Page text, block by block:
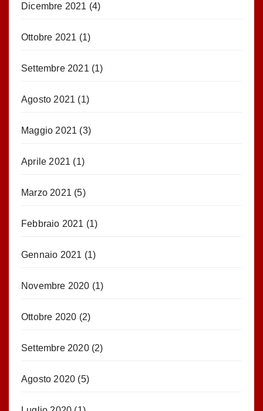
Dicembre 2021 (4)
Ottobre 2021 (1)
Settembre 2021 (1)
Agosto 2021 (1)
Maggio 2021 (3)
Aprile 2021 (1)
Marzo 2021 (5)
Febbraio 2021 (1)
Gennaio 2021 (1)
Novembre 2020 (1)
Ottobre 2020 (2)
Settembre 2020(2)
Agosto 2020 (5)